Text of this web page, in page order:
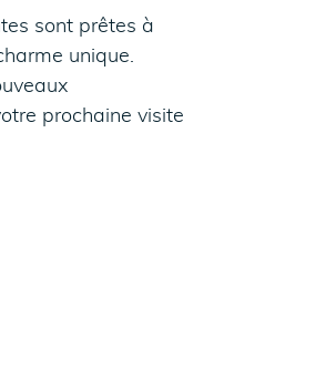
sont prêtes à
unique.
prochaine visite